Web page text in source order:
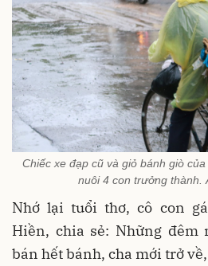
Chiếc xe đạp cũ và giỏ bánh giò
nuôi 4 con trưởng thành.
Nhớ lại tuổi thơ, cô con
Hiền, chia sẻ: Những đêm
bán hết bánh, cha mới trở